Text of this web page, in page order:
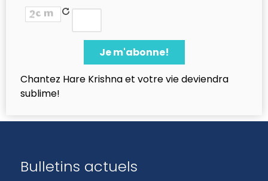
Chantez Hare Krishna et votre vie deviendra
sublime!
Bulletins actuels